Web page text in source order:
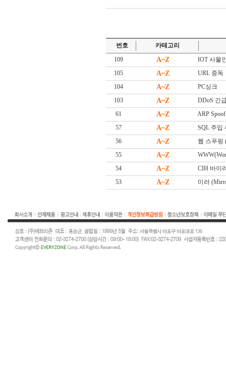
번호
카테고리
109
A~Z
IOT 사물
105
A~Z
URL 중독
104
A~Z
PC싱크
103
A~Z
DDoS 긴
61
A~Z
ARP
57
A~Z
SQL 주입
56
A~Z
웹 스푸핑
55
A~Z
54
A~Z
CIH 바이
53
A~Z 미러